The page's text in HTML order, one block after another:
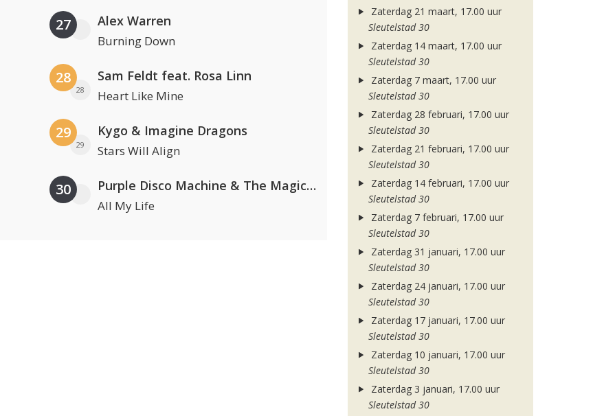
27 Alex Warren
Burning Down
28
28
Sam Feldt feat. Rosa Linn
Heart Like Mine
29
29
Kygo & Imagine Dragons
Stars Will Align
30 Purple Disco Machine & The Magician
All My Life
Zaterdag 21 maart, 17.00 uur
Sleutelstad 30
Zaterdag 14 maart, 17.00 uur
Sleutelstad 30
Zaterdag 7 maart, 17.00 uur
Sleutelstad 30
Zaterdag 28 februari, 17.00 uur
Sleutelstad 30
Zaterdag 21 februari, 17.00 uur
Sleutelstad 30
Zaterdag 14 februari, 17.00 uur
Sleutelstad 30
Zaterdag 7 februari, 17.00 uur
Sleutelstad 30
Zaterdag 31 januari, 17.00 uur
Sleutelstad 30
Zaterdag 24 januari, 17.00 uur
Sleutelstad 30
Zaterdag 17 januari, 17.00 uur
Sleutelstad 30
Zaterdag 10 januari, 17.00 uur
Sleutelstad 30
Zaterdag 3 januari, 17.00 uur
Sleutelstad 30